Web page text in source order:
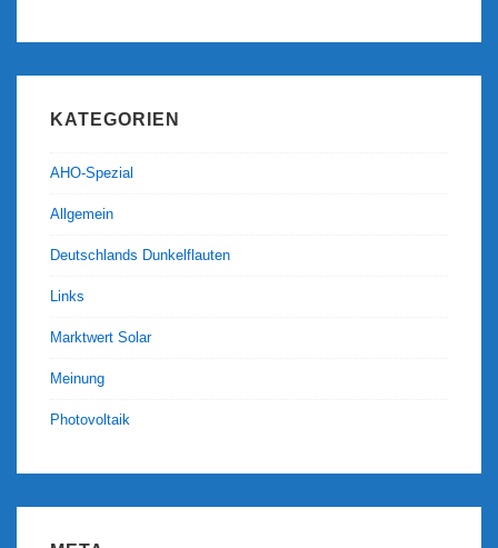
KATEGORIEN
AHO-Spezial
Allgemein
Deutschlands Dunkelflauten
Links
Marktwert Solar
Meinung
Photovoltaik